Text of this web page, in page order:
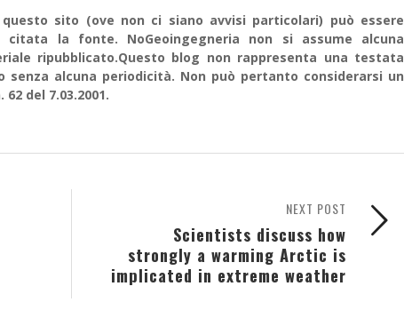
questo sito (ove non ci siano avvisi particolari) può essere
la fonte. NoGeoingegneria non si assume alcuna
ripubblicato.Questo blog non rappresenta una testata
alcuna periodicità. Non può pertanto considerarsi un
del 7.03.2001.
NEXT POST
Scientists discuss how
strongly a warming Arctic is
implicated in extreme weather